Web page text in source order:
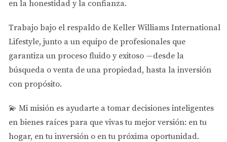
en la honestidad y la confianza.
Trabajo bajo el respaldo de Keller Williams International
Lifestyle, junto a un equipo de profesionales que
garantiza un proceso fluido y exitoso —desde la
búsqueda o venta de una propiedad, hasta la inversión
con propósito.
💫 Mi misión es ayudarte a tomar decisiones inteligentes
en bienes raíces para que vivas tu mejor versión: en tu
hogar, en tu inversión o en tu próxima oportunidad.